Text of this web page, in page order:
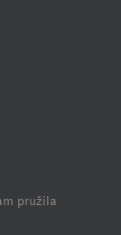
pružila